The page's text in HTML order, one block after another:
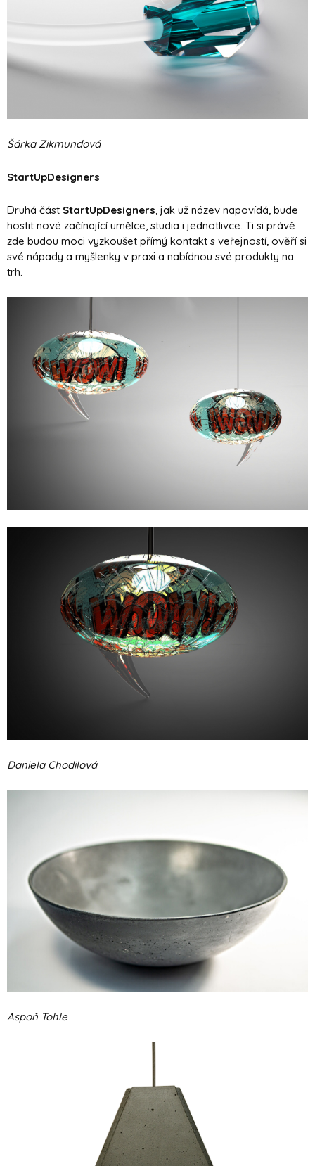
Šárka Zikmundová
StartUpDesigners
Druhá část StartUpDesigners , jak už název napovídá, bude
hostit nové začínající umělce, studia i jednotlivce. Ti si právě
zde budou moci vyzkoušet přímý kontakt s veřejností, ověří si
své nápady a myšlenky v praxi a nabídnou své produkty na
trh.
Daniela Chodilová
Aspoň Tohle